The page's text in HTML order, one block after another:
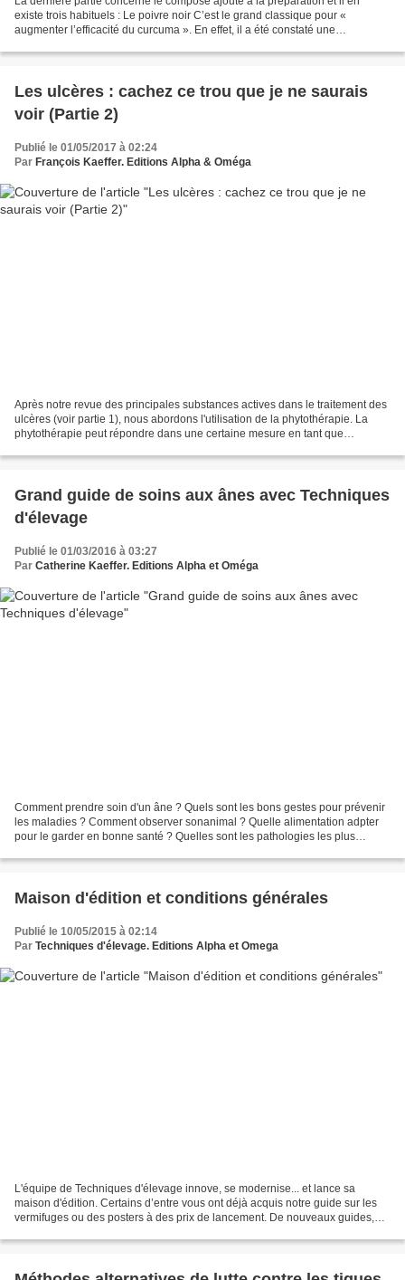
existe trois habituels : Le poivre noir C’est le grand classique pour «
augmenter l’efficacité du curcuma ». En effet, il a été constaté une
Les ulcères : cachez ce trou que je ne saurais
voir (Partie 2)
Publié le 01/05/2017 à 02:24
Par François Kaeffer. Editions Alpha & Oméga
Après notre revue des principales substances actives dans le traitement des
ulcères (voir partie 1), nous abordons l'utilisation de la phytothérapie. La
phytothérapie peut répondre dans une certaine mesure en tant que
Grand guide de soins aux ânes avec Techniques
d'élevage
Publié le 01/03/2016 à 03:27
Par Catherine Kaeffer. Editions Alpha et Oméga
Comment prendre soin d'un âne ? Quels sont les bons gestes pour prévenir
les maladies ? Comment observer sonanimal ? Quelle alimentation adpter
pour le garder en bonne santé ? Quelles sont les pathologies les plus
Maison d'édition et conditions générales
Publié le 10/05/2015 à 02:14
Par Techniques d'élevage. Editions Alpha et Omega
L'équipe de Techniques d'élevage innove, se modernise... et lance sa
maison d'édition. Certains d’entre vous ont déjà acquis notre guide sur les
vermifuges ou des posters à des prix de lancement. De nouveaux guides,